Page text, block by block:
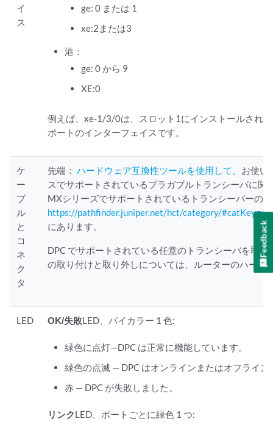
イ
ス
ge: 0 または 1
xe:2または3
港：
ge: 0 から 9
XE:0
例えば、xe-1/3/0は、スロット1にインストールされ
ポートのインターフェイスです。
ケ
ー
ブ
ル
と
コ
ネ
ク
タ
先端： ハードウェア互換性ツールを使用して
、お使
スでサポートされているプラガブルトランシーバに関
MXシリーズでサポートされているトランシーバーの
https://pathfinder.juniper.net/hct/category/
にあります。
DPC でサポートされている任意のトランシーバを取
の取り付けと取り外しについては、ルーターのハード
LED OK/失敗LED、バイカラー 1 色:
緑色に点灯—DPC は正常に機能しています。
緑色の点滅 — DPC はオンラインまたはオフライ
赤 — DPC が失敗しました。
リンクLED、ポートごとに緑色 1 つ:
Feedback